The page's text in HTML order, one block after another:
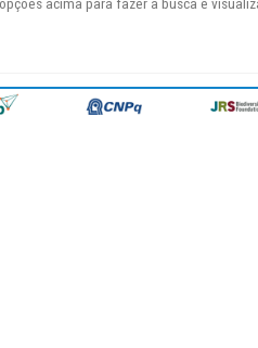
acima para fazer a busca e